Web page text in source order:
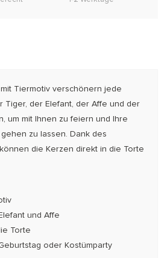
Tiermotiv verschönern jede
Tiger, der Elefant, der Affe und der
um mit Ihnen zu feiern und Ihre
zu lassen. Dank des
die Kerzen direkt in die Torte
und Affe
Torte
oder Kostümparty